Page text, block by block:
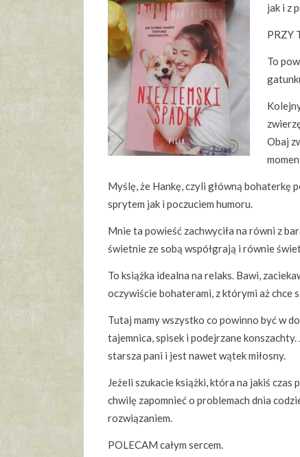
jak i z
PRZY
To
Obaj
Myślę, że Hankę, czyli główną bohaterkę
sprytem jak i poczuciem humoru.
Mnie ta powieść zachwyciła na równi z
świetnie ze sobą współgrają i równie
To książka idealna na relaks. Bawi,
oczywiście bohaterami, z którymi aż chce
Tutaj mamy wszystko co powinno być w
tajemnica, spisek i podejrzane
starsza pani i jest nawet wątek miłosny.
Jeżeli szukacie książki, która na jakiś
chwilę zapomnieć o problemach dnia
rozwiązaniem.
POLECAM całym sercem.